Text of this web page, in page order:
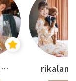
思思賢 ChillMyBabe